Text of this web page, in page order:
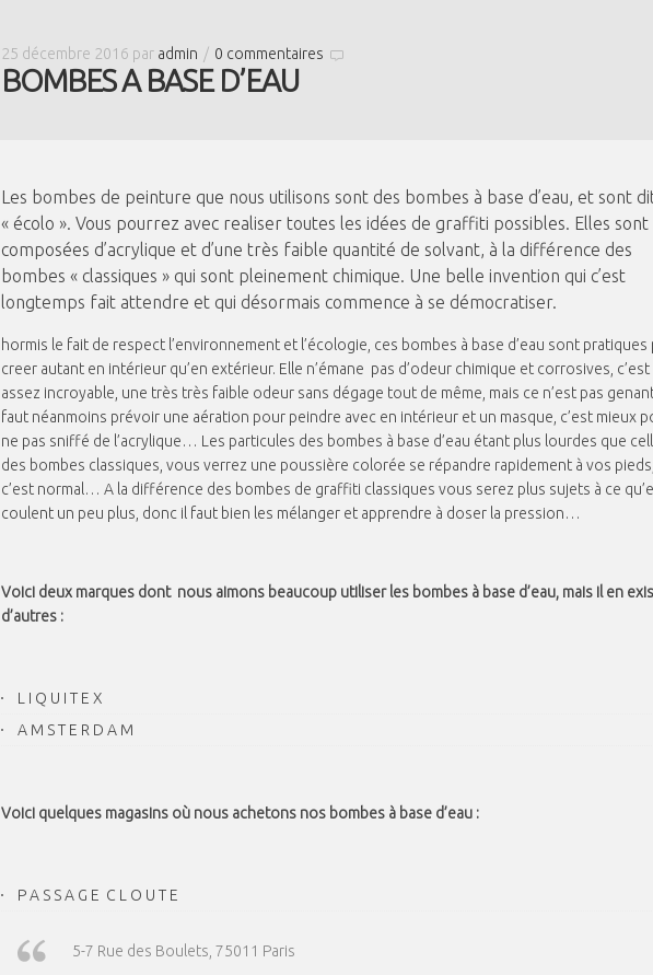
25 décembre 2016 par admin / 0 commentaires
BOMBES A BASE D’EAU
Les bombes de peinture que nous utilisons sont des bombes à base d’eau, et sont
« écolo ». Vous pourrez avec realiser toutes les idées de graffiti possibles. Elles sont
composées d’acrylique et d’une très faible quantité de solvant, à la différence des
bombes « classiques » qui sont pleinement chimique. Une belle invention qui c’est
longtemps fait attendre et qui désormais commence à se démocratiser.
hormis le fait de respect l’environnement et l’écologie, ces bombes à base d’eau sont pratiques
creer autant en intérieur qu’en extérieur. Elle n’émane pas d’odeur chimique et corrosives, c’est
assez incroyable, une très très faible odeur sans dégage tout de même, mais ce n’est pas
faut néanmoins prévoir une aération pour peindre avec en intérieur et un masque, c’est mieux
ne pas sniffé de l’acrylique… Les particules des bombes à base d’eau étant plus lourdes que
des bombes classiques, vous verrez une poussière colorée se répandre rapidement à vos
c’est normal… A la différence des bombes de graffiti classiques vous serez plus sujets à ce
coulent un peu plus, donc il faut bien les mélanger et apprendre à doser la pression…
Voici deux marques dont nous aimons beaucoup utiliser les bombes à base d’eau, mais il en
d’autres :
L I Q U I T E X
A M S T E R D A M
Voici quelques magasins où nous achetons nos bombes à base d’eau :
P A S S A G E C L O U T E
5-7 Rue des Boulets, 75011 Paris